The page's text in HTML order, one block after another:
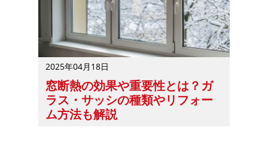
2025年04月18日
窓断熱の効果や重要性とは？ガ
ラス・サッシの種類やリフォー
ム方法も解説